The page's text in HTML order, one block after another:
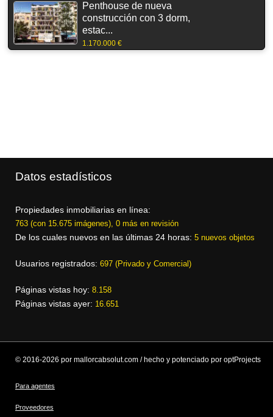
Penthouse de nueva
construcción con 3 dorm,
estac...
1.170.000 €
Datos estadísticos
Propiedades inmobiliarias en línea:
763 (con 15.675 imágenes), 0 más en revisión
De los cuales nuevos en las últimas 24 horas: 5 nuevos objetos
Usuarios registrados: 697 (Privado y Comercial)
Páginas vistas hoy: 8.158
Páginas vistas ayer: 16.651
© 2016-2026 por mallorcabsolut.com / hecho y potenciado por optProjects
Para agentes
Proveedores